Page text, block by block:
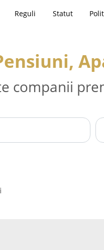
Reguli Statut
companii